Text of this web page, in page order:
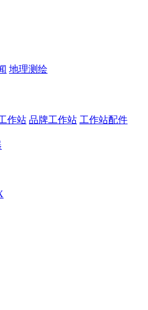
地理测绘
作站 品牌工作站 工作站配件